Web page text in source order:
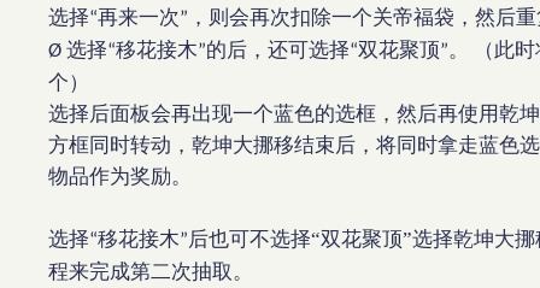
选择“再来一次” ，则会再次扣除一个关帝福袋，然后
Ø 选择“移花接木”的后，还可选择“双花聚顶”。
（此
个）
选择后面板会再出现一个蓝色的选框，然后再使用乾
方框同时转动，乾坤大挪移结束后，将同时拿走蓝色
物品作为奖励。
选择“移花接木”后也可不选择“双花聚顶”选择乾坤大
程来完成第二次抽取。